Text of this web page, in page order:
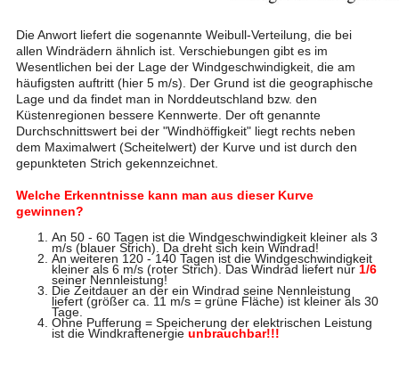
Die Anwort liefert die sogenannte Weibull-Verteilung, die bei
allen Windrädern ähnlich ist. Verschiebungen gibt es im
Wesentlichen bei der Lage der Windgeschwindigkeit, die am
häufigsten auftritt (hier 5 m/s). Der Grund ist die geographische
Lage und da findet man in Norddeutschland bzw. den
Küstenregionen bessere Kennwerte. Der oft genannte
Durchschnittswert bei der "Windhöffigkeit" liegt rechts neben
dem Maximalwert (Scheitelwert) der Kurve und ist durch den
gepunkteten Strich gekennzeichnet.
Welche Erkenntnisse kann man aus dieser Kurve
gewinnen?
An 50 - 60 Tagen ist die Windgeschwindigkeit kleiner als 3
m/s (blauer Strich). Da dreht sich kein Windrad!
An weiteren 120 - 140 Tagen ist die Windgeschwindigkeit
kleiner als 6 m/s (roter Strich). Das Windrad liefert nur 1/6
seiner Nennleistung!
Die Zeitdauer an der ein Windrad seine Nennleistung
liefert (größer ca. 11 m/s = grüne Fläche) ist kleiner als 30
Tage.
Ohne Pufferung = Speicherung der elektrischen Leistung
ist die Windkraftenergie unbrauchbar!!!